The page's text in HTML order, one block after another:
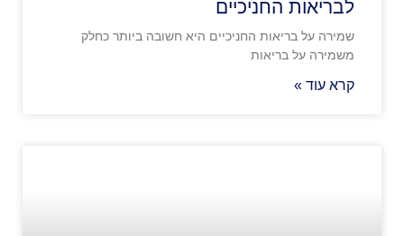
לבריאות החניכיים
שמירה על בריאות החניכיים היא חשובה ביותר כחלק
משמירה על בריאות
קרא עוד »